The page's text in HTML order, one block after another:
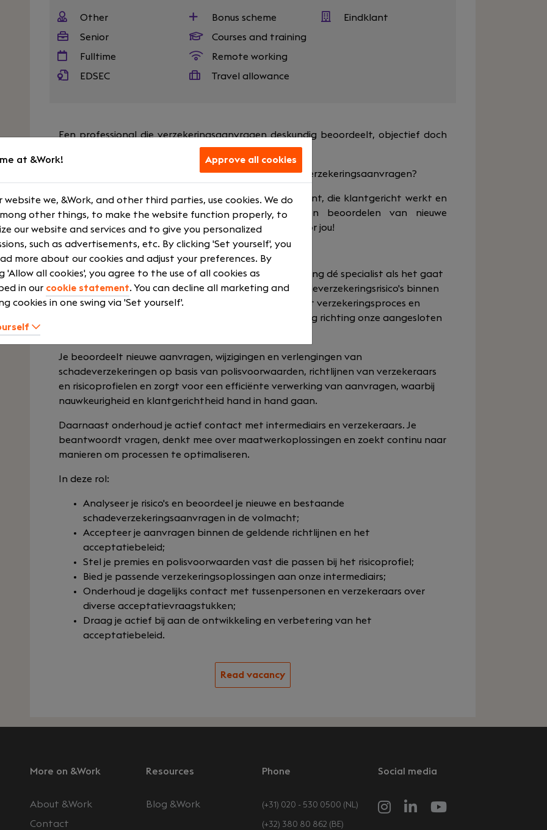
Other
Senior
Fulltime
EDSEC
Bonus scheme
Courses and training
Remote working
Travel allowance
Eindklant
Een professional die verzekeringsaanvragen deskundig beoordeelt, objectief doch
Word jij onze nieuwe specialist in het beoordelen van verzekeringsaanvragen?
Daarbij de vraag of jij iemand met oog voor detail bent, die klantgericht werkt en
energie krijgt van het analyseren van risico's en beoordelen van nieuwe
verzekeringsaanvragen? Dan is deze uitdaging iets voor jou!
Your role
Als Acceptant volmacht ben jij op de Acceptatie afdeling dé specialist als het gaat
om het beoordelen, accepteren en beheren van schadeverzekeringsrisico's binnen
ons volmachtbedrijf. Je speelt een belangrijke rol in het verzekeringsproces en
draagt direct bij aan een hoogwaardige dienstverlening richting onze aangesloten
Je beoordeelt nieuwe aanvragen, wijzigingen en verlengingen van
schadeverzekeringen op basis van polisvoorwaarden, richtlijnen van verzekeraars
en risicoprofielen en zorgt voor een efficiënte verwerking van aanvragen, waarbij
nauwkeurigheid en klantgerichtheid hand in hand gaan.
Daarnaast onderhoud je actief contact met intermediairs en verzekeraars. Je
beantwoordt vragen, denkt mee over maatwerkoplossingen en zoekt continu naar
manieren om processen te optimaliseren.
In deze rol:
Analyseer je risico's en beoordeel je nieuwe en bestaande
schadeverzekeringsaanvragen in de volmacht;
Accepteer je aanvragen binnen de geldende richtlijnen en het
acceptatiebeleid;
Stel je premies en polisvoorwaarden vast die passen bij het risicoprofiel;
Bied je passende verzekeringsoplossingen aan onze intermediairs;
Onderhoud je dagelijks contact met tussenpersonen en verzekeraars over
diverse acceptatievraagstukken;
Draag je actief bij aan de ontwikkeling en verbetering van het
acceptatiebeleid.
Read vacancy
More on &Work
About &Work
Contact
Resources
Blog &Work
Phone
(+31) 020 - 530 0500 (NL)
(+32) 380 80 862 (BE)
Social media
at &Work! Approve all cookies
website we, &Work, and other third parties, use cookies. We do
other things, to make the website function properly, to
our website and services and to give you personalized
such as advertisements, etc. By clicking 'Set yourself', you
more about our cookies and adjust your preferences. By
'Allow all cookies', you agree to the use of all cookies as
in our cookie statement. You can decline all marketing and
cookies in one swing via 'Set yourself'.